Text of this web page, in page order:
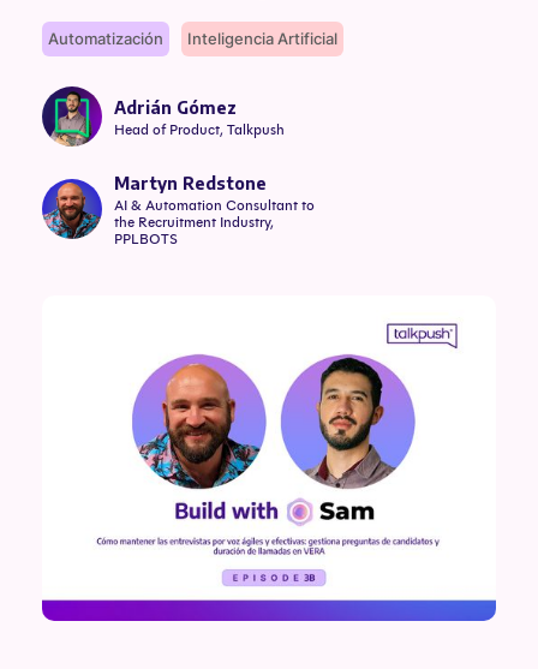
Automatización Inteligencia Artificial
Adrián Gómez
Head of Product, Talkpush
Martyn Redstone
AI & Automation Consultant to
the Recruitment Industry,
PPLBOTS